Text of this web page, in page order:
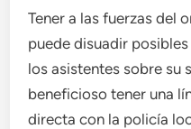
Tener a las fuerzas del
puede disuadir
los asistentes sobre su
beneficioso tener una
directa con la policía